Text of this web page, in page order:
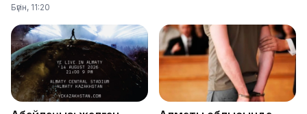
Бүгін, 11:20